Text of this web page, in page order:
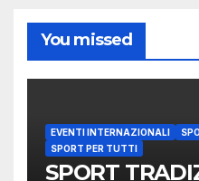
You missed
EVENTI INTERNAZIONALI
SPORT PER TUTTI
SPORT